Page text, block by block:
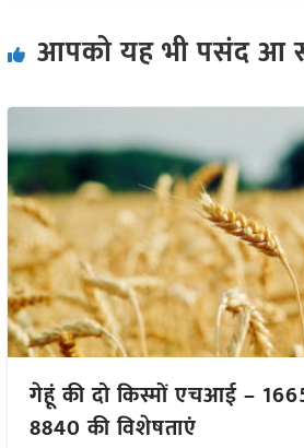
आपको यह भी पसंद आ
गेहूं की दो किस्मों एचआई –
8840 की विशेषताएं